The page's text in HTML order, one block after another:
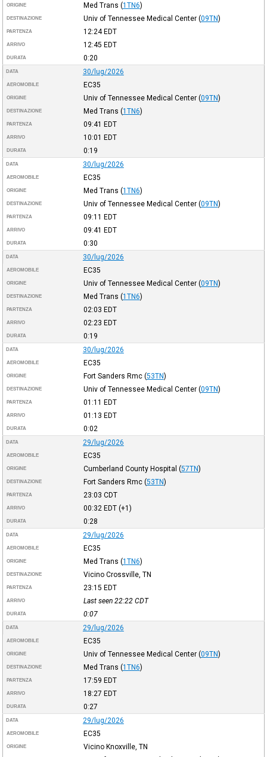
ORIGINE Med Trans (1TN6)
DESTINAZIONE Univ of Tennessee Medical Center (09TN)
PARTENZA 12:24EDT
ARRIVO 12:45 EDT
DURATA 0:20
DATA 30/lug/2026
AEROMOBILE EC35
ORIGINE Univ of Tennessee Medical Center (09TN)
DESTINAZIONE Med Trans (1TN6)
PARTENZA 09:41 EDT
ARRIVO 10:01 EDT
DURATA 0:19
DATA 30/lug/2026
AEROMOBILE EC35
ORIGINE Med Trans (1TN6)
DESTINAZIONE Univ of Tennessee Medical Center (09TN)
PARTENZA 09:11 EDT
ARRIVO 09:41 EDT
DURATA 0:30
DATA 30/lug/2026
AEROMOBILE EC35
ORIGINE Univ of Tennessee Medical Center (09TN)
DESTINAZIONE Med Trans (1TN6)
PARTENZA 02:03 EDT
ARRIVO 02:23 EDT
DURATA 0:19
DATA 30/lug/2026
AEROMOBILE EC35
ORIGINE Fort Sanders Rmc (53TN)
DESTINAZIONE Univ of Tennessee Medical Center (09TN)
PARTENZA 01:11 EDT
ARRIVO 01:13 EDT
DURATA 0:02
DATA 29/lug/2026
AEROMOBILE EC35
ORIGINE Cumberland County Hospital (57TN)
DESTINAZIONE Fort Sanders Rmc (53TN)
PARTENZA 23:03 CDT
ARRIVO 00:32 EDT(+1)
DURATA 0:28
DATA 29/lug/2026
AEROMOBILE EC35
ORIGINE Med Trans (1TN6)
DESTINAZIONE Vicino Crossville, TN
PARTENZA 23:15 EDT
ARRIVO Last seen 22:22 CDT
DURATA 0:07
DATA 29/lug/2026
AEROMOBILE EC35
ORIGINE Univ of Tennessee Medical Center (09TN)
DESTINAZIONE Med Trans (1TN6)
PARTENZA 17:59 EDT
ARRIVO 18:27 EDT
DURATA 0:27
DATA 29/lug/2026
AEROMOBILE EC35
ORIGINE Vicino Knoxville, TN